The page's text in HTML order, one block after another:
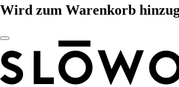
Wird zum Warenkorb